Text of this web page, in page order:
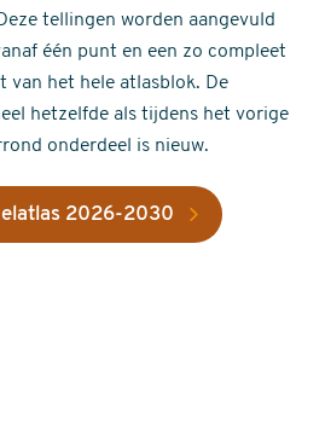
tellingen worden aangevuld
één punt en een zo compleet
van het hele atlasblok. De
hetzelfde als tijdens het vorige
onderdeel is nieuw.
2026-2030